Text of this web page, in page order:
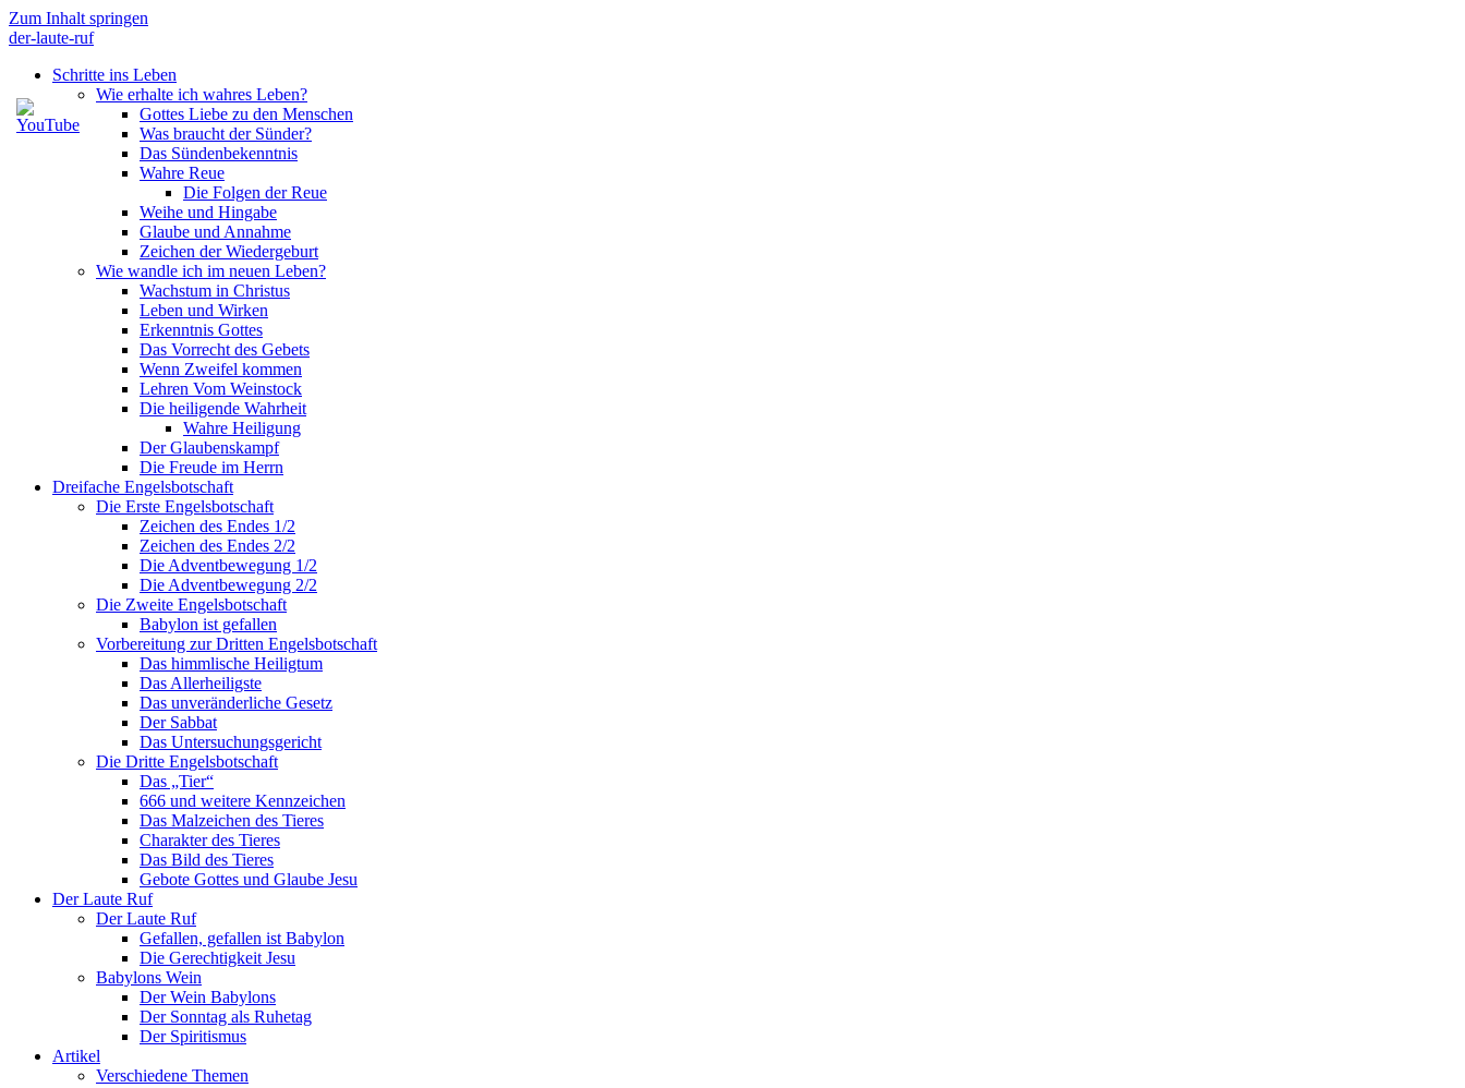
Zum Inhalt springen
der-laute-ruf
Schritte ins Leben
Wie erhalte ich wahres Leben?
Gottes Liebe zu den Menschen
Was braucht der Sünder?
Das Sündenbekenntnis
Wahre Reue
Die Folgen der Reue
Weihe und Hingabe
Glaube und Annahme
Zeichen der Wiedergeburt
Wie wandle ich im neuen Leben?
Wachstum in Christus
Leben und Wirken
Erkenntnis Gottes
Das Vorrecht des Gebets
Wenn Zweifel kommen
Lehren Vom Weinstock
Die heiligende Wahrheit
Wahre Heiligung
Der Glaubenskampf
Die Freude im Herrn
Dreifache Engelsbotschaft
Die Erste Engelsbotschaft
Zeichen des Endes 1/2
Zeichen des Endes 2/2
Die Adventbewegung 1/2
Die Adventbewegung 2/2
Die Zweite Engelsbotschaft
Babylon ist gefallen
Vorbereitung zur Dritten Engelsbotschaft
Das himmlische Heiligtum
Das Allerheiligste
Das unveränderliche Gesetz
Der Sabbat
Das Untersuchungsgericht
Die Dritte Engelsbotschaft
Das „Tier“
666 und weitere Kennzeichen
Das Malzeichen des Tieres
Charakter des Tieres
Das Bild des Tieres
Gebote Gottes und Glaube Jesu
Der Laute Ruf
Der Laute Ruf
Gefallen, gefallen ist Babylon
Die Gerechtigkeit Jesu
Babylons Wein
Der Wein Babylons
Der Sonntag als Ruhetag
Der Spiritismus
Artikel
Verschiedene Themen